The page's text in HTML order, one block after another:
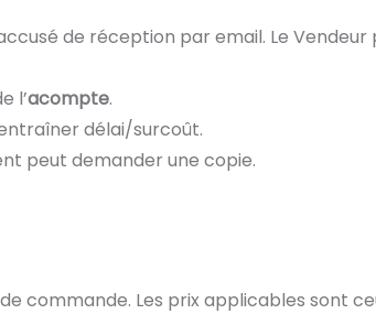
de réception par email. Le Vendeur
l’acompte.
délai/surcoût.
peut demander une copie.
commande. Les prix applicables sont